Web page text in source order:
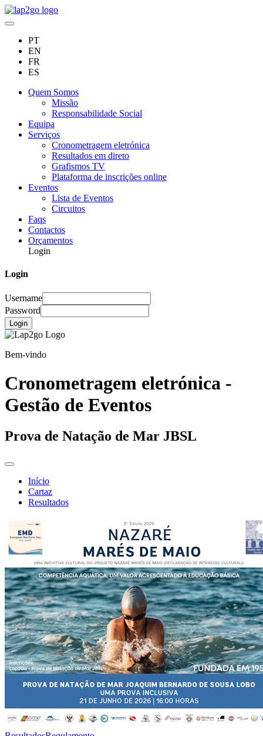
PT
EN
FR
ES
Quem Somos
Missão
Responsabilidade Social
Equipa
Serviços
Cronometragem eletrónica
Resultados em direto
Grafismos TV
Plataforma de inscrições online
Eventos
Lista de Eventos
Circuitos
Faqs
Contactos
Orçamentos
Login
Login
Username
Password
Login
Bem-vindo
Cronometragem eletrónica -
Gestão de Eventos
Prova de Natação de Mar JBSL
Início
Cartaz
Resultados